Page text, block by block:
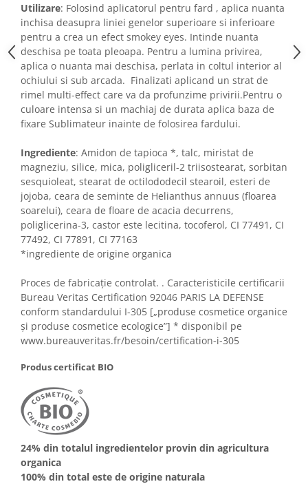
Utilizare: Folosind aplicatorul pentru fard , aplica nuanta
inchisa deasupra liniei genelor superioare si inferioare
pentru a crea un efect smokey eyes. Intinde nuanta
deschisa pe toata pleoapa. Pentru a lumina privirea,
aplica o nuanta mai deschisa, perlata in coltul interior al
ochiului si sub arcada. Finalizati aplicand un strat de
rimel multi-effect care va da profunzime privirii.Pentru o
culoare intensa si un machiaj de durata aplica baza de
fixare Sublimateur inainte de folosirea fardului.
Ingrediente: Amidon de tapioca *, talc, miristat de
magneziu, silice, mica, poligliceril-2 triisostearat, sorbitan
sesquioleat, stearat de octilododecil stearoil, esteri de
jojoba, ceara de seminte de Helianthus annuus (floarea
soarelui), ceara de floare de acacia decurrens,
poliglicerina-3, castor este lecitina, tocoferol, CI 77491, CI
77492, CI 77891, CI 77163
*ingrediente de origine organica
Proces de fabricație controlat. . Caracteristicile certificarii
Bureau Veritas Certification 92046 PARIS LA DEFENSE
conform standardului I-305 [„produse cosmetice organice
și produse cosmetice ecologice”] * disponibil pe
www.bureauveritas.fr/besoin/certification-i-305
Produs certificat BIO
24% din totalul ingredientelor provin din agricultura
organica
100% din total este de origine naturala